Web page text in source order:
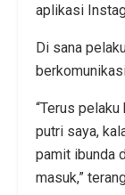
aplikasi
Di sana
“Terus
putri saya,
pamit ibunda
masuk,”